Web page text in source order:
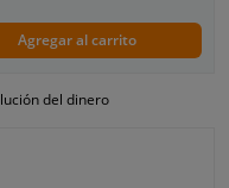
Agregar al carrito
del dinero